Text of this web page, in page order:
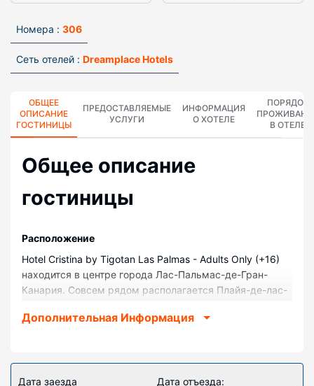
Номера : 306
Сеть отелей : Dreamplace Hotels
ОБЩЕЕ
ОПИСАНИЕ
ГОСТИНИЦЫ
ПРЕДОСТАВЛЯЕМЫЕ
УСЛУГИ
ИНФОРМАЦИЯ
О ХОТЕЛЕ
ПОРЯДОК
В ОТЕЛЕ
Общее описание
гостиницы
Pасположение
Hotel Cristina by Tigotan Las Palmas - Adults Only (+16)
находится в центре города Лас-Пальмас-де-Гран-
Канария. Совсем рядом располагается Плайя-де-лас-
Каталина. Отель с пляжем — вариант с прекрасным
км от него.
Дополнительная Информация
Дата заезда Дата отъезда: